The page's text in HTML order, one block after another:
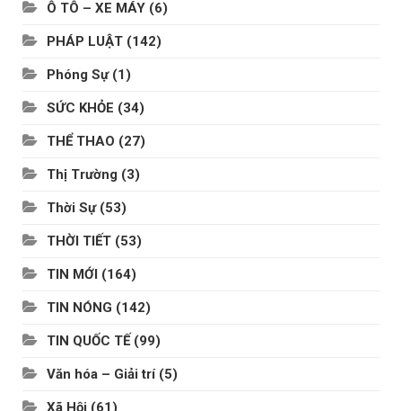
Ô TÔ – XE MÁY (6)
PHÁP LUẬT (142)
Phóng Sự(1)
SỨC KHỎE (34)
THỂ THAO (27)
Thị Trường (3)
Thời Sự(53)
THỜI TIẾT (53)
TIN MỚI (164)
TIN NÓNG (142)
TIN QUỐC TẾ (99)
Văn hóa – Giải trí(5)
Xã Hội (61)